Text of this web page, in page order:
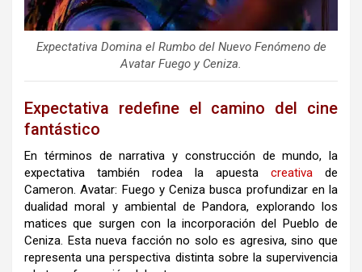
Expectativa Domina el Rumbo del Nuevo Fenómeno de
Avatar Fuego y Ceniza.
Expectativa redefine el camino del cine
fantástico
En términos de narrativa y construcción de mundo, la
expectativa también rodea la apuesta creativa de
Cameron. Avatar: Fuego y Ceniza busca profundizar en la
dualidad moral y ambiental de Pandora, explorando los
matices que surgen con la incorporación del Pueblo de
Ceniza. Esta nueva facción no solo es agresiva, sino que
representa una perspectiva distinta sobre la supervivencia